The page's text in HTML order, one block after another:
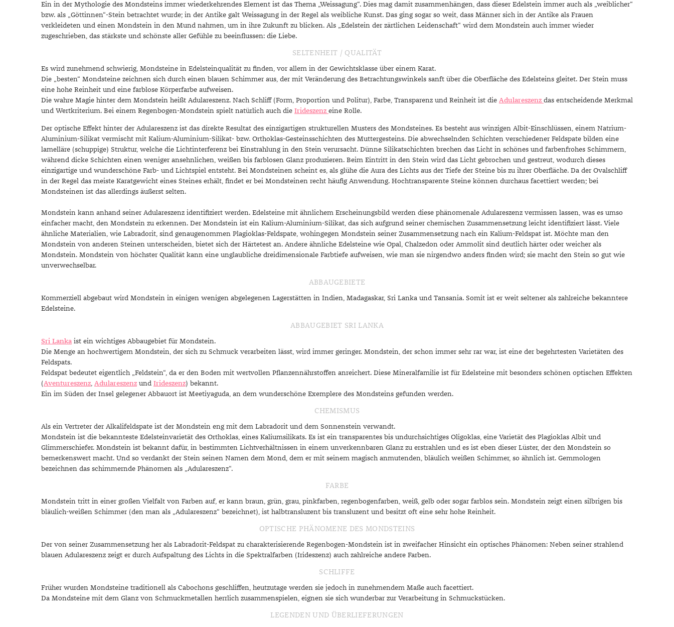
Kunzit
Kyanit
Labradorit
Markasit
Mondstein
Morganit
Peridot
Pyrit
Quarz
Rosenquarz
Rubin
Smaragd
Spinell
Tansanit
Zirkon
Ein in der Mythologie des Mondsteins immer wiederkehrendes Element ist das Thema „Weissagung“. Dies mag damit zusammenhängen, dass dieser Edelstein immer auch als „weiblicher“
bzw. als „Göttinnen“-Stein betrachtet wurde; in der Antike galt Weissagung in der Regel als weibliche Kunst. Das ging sogar so weit, dass Männer sich in der Antike als Frauen
verkleideten und einen Mondstein in den Mund nahmen, um in ihre Zukunft zu blicken. Als „Edelstein der zärtlichen Leidenschaft“ wird dem Mondstein auch immer wieder
zugeschrieben, das stärkste und schönste aller Gefühle zu beeinflussen: die Liebe.
SELTENHEIT / QUALITÄT
Es wird zunehmend schwierig, Mondsteine in Edelsteinqualität zu finden, vor allem in der Gewichtsklasse über einem Karat.
Die „besten“ Mondsteine zeichnen sich durch einen blauen Schimmer aus, der mit Veränderung des Betrachtungswinkels sanft über die Oberfläche des Edelsteins gleitet. Der Stein muss
eine hohe Reinheit und eine farblose Körperfarbe aufweisen.
Die wahre Magie hinter dem Mondstein heißt Adulareszenz. Nach Schliff (Form, Proportion und Politur), Farbe, Transparenz und Reinheit ist die Adulareszenz das entscheidende Merkmal
und Wertkriterium. Bei einem Regenbogen-Mondstein spielt natürlich auch die Irideszenz eine Rolle.
Der optische Effekt hinter der Adulareszenz ist das direkte Resultat des einzigartigen strukturellen Musters des Mondsteines. Es besteht aus winzigen Albit-Einschlüssen, einem Natrium-
Aluminium-Silikat vermischt mit Kalium-Aluminium-Silikat- bzw. Orthoklas-Gesteinsschichten des Muttergesteins. Die abwechselnden Schichten verschiedener Feldspate bilden eine
lamelläre (schuppige) Struktur, welche die Lichtinterferenz bei Einstrahlung in den Stein verursacht. Dünne Silikatschichten brechen das Licht in schönes und farbenfrohes Schimmern,
während dicke Schichten einen weniger ansehnlichen, weißen bis farblosen Glanz produzieren. Beim Eintritt in den Stein wird das Licht gebrochen und gestreut, wodurch dieses
einzigartige und wunderschöne Farb- und Lichtspiel entsteht. Bei Mondsteinen scheint es, als glühe die Aura des Lichts aus der Tiefe der Steine bis zu ihrer Oberfläche. Da der Ovalschliff
in der Regel das meiste Karatgewicht eines Steines erhält, findet er bei Mondsteinen recht häufig Anwendung. Hochtransparente Steine können durchaus facettiert werden; bei
Mondsteinen ist das allerdings äußerst selten.
Mondstein kann anhand seiner Adulareszenz identifiziert werden. Edelsteine mit ähnlichem Erscheinungsbild werden diese phänomenale Adulareszenz vermissen lassen, was es umso
einfacher macht, den Mondstein zu erkennen. Der Mondstein ist ein Kalium-Aluminium-Silikat, das sich aufgrund seiner chemischen Zusammensetzung leicht identifiziert lässt. Viele
ähnliche Materialien, wie Labradorit, sind genaugenommen Plagioklas-Feldspate, wohingegen Mondstein seiner Zusammensetzung nach ein Kalium-Feldspat ist. Möchte man den
Mondstein von anderen Steinen unterscheiden, bietet sich der Härtetest an. Andere ähnliche Edelsteine wie Opal, Chalzedon oder Ammolit sind deutlich härter oder weicher als
Mondstein. Mondstein von höchster Qualität kann eine unglaubliche dreidimensionale Farbtiefe aufweisen, wie man sie nirgendwo anders finden wird; sie macht den Stein so gut wie
unverwechselbar.
ABBAUGEBIETE
Kommerziell abgebaut wird Mondstein in einigen wenigen abgelegenen Lagerstätten in Indien, Madagaskar, Sri Lanka und Tansania. Somit ist er weit seltener als zahlreiche bekanntere
Edelsteine.
ABBAUGEBIET SRI LANKA
Sri Lanka ist ein wichtiges Abbaugebiet für Mondstein.
Die Menge an hochwertigem Mondstein, der sich zu Schmuck verarbeiten lässt, wird immer geringer. Mondstein, der schon immer sehr rar war, ist eine der begehrtesten Varietäten des
Feldspats.
Feldspat bedeutet eigentlich „Feldstein“, da er den Boden mit wertvollen Pflanzennährstoffen anreichert. Diese Mineralfamilie ist für Edelsteine mit besonders schönen optischen Effekten
(Aventureszenz, Adulareszenz und Irideszenz) bekannt.
Ein im Süden der Insel gelegener Abbauort ist Meetiyaguda, an dem wunderschöne Exemplere des Mondsteins gefunden werden.
CHEMISMUS
Als ein Vertreter der Alkalifeldspate ist der Mondstein eng mit dem Labradorit und dem Sonnenstein verwandt.
Mondstein ist die bekannteste Edelsteinvarietät des Orthoklas, eines Kaliumsilikats. Es ist ein transparentes bis undurchsichtiges Oligoklas, eine Varietät des Plagioklas Albit und
Glimmerschiefer. Mondstein ist bekannt dafür, in bestimmten Lichtverhältnissen in einem unverkennbaren Glanz zu erstrahlen und es ist eben dieser Lüster, der den Mondstein so
bemerkenswert macht. Und so verdankt der Stein seinen Namen dem Mond, dem er mit seinem magisch anmutenden, bläulich weißen Schimmer, so ähnlich ist. Gemmologen
bezeichnen das schimmernde Phänomen als „Adulareszenz“.
FARBE
Mondstein tritt in einer großen Vielfalt von Farben auf, er kann braun, grün, grau, pinkfarben, regenbogenfarben, weiß, gelb oder sogar farblos sein. Mondstein zeigt einen silbrigen bis
bläulich-weißen Schimmer (den man als „Adulareszenz“ bezeichnet), ist halbtransluzent bis transluzent und besitzt oft eine sehr hohe Reinheit.
OPTISCHE PHÄNOMENE DES MONDSTEINS
​Der von seiner Zusammensetzung her als Labradorit-Feldspat zu charakterisierende Regenbogen-Mondstein ist in zweifacher Hinsicht ein optisches Phänomen: Neben seiner strahlend
blauen Adulareszenz zeigt er durch Aufspaltung des Lichts in die Spektralfarben (Irideszenz) auch zahlreiche andere Farben.
SCHLIFFE
Früher wurden Mondsteine traditionell als Cabochons geschliffen, heutzutage werden sie jedoch in zunehmendem Maße auch facettiert.
Da Mondsteine mit dem Glanz von Schmuckmetallen herrlich zusammenspielen, eignen sie sich wunderbar zur Verarbeitung in Schmuckstücken.
LEGENDEN UND ÜBERLIEFERUNGEN